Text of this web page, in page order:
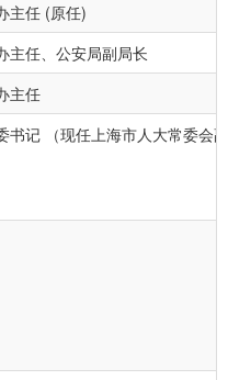
主任 (原任)
主任、公安局副局长
主任
书记 （现任上海市人大常委会